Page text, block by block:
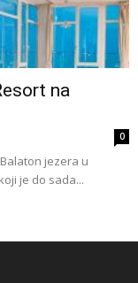
na
0
jezera u
je do sada...